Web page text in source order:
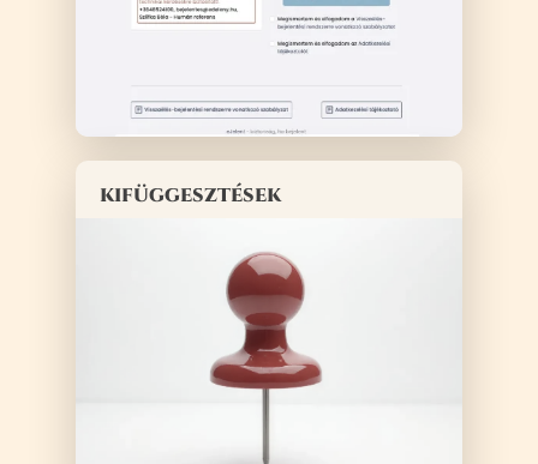
kifüggesztések